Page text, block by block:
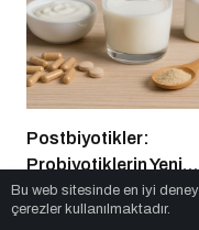
Postbiyotikler:
Probiyotiklerin Yeni
Jenerasyonu mu?
Sağlık 1 yıl
Bu web sitesinde en iyi
çerezler kullanılmaktadır.